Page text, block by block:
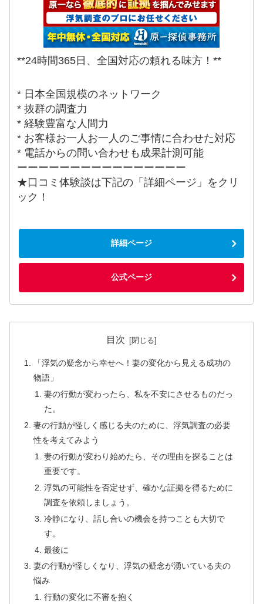
**24時間365日、全国対応の頼れる味方！**
* 日本全国規模のネットワーク
* 抜群の調査力
* 経験豊富な人間力
* お客様お一人お一人のご事情に合わせた対応
* 電話からの問い合わせも成果計測可能
ーーーーーーーーーーーーーーーー
★口コミ体験談は下記の「詳細ページ」をクリ
ック！
詳細ページ
公式ページ
目次
「浮気の疑念から幸せへ！妻の変化から見える成功の
物語」
妻の行動が変わったら、私を不安にさせるものだっ
た。
妻の行動が怪しく感じる夫のために、浮気調査の必要
性を考えてみよう
妻の行動が変わり始めたら、その理由を探ることは
重要です。
浮気の可能性を否定せず、確かな証拠を得るために
調査を依頼しましょう。
冷静になり、話し合いの機会を持つことも大切で
す。
最後に
妻の行動が怪しくなり、浮気の疑念が湧いている夫の
悩み
行動の変化に不審を抱く